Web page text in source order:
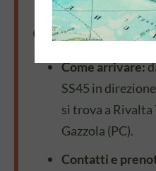
Informazioni
Castello di
Come arrivare:
SS45 in
si trova a Rivalta
Gazzola (PC).
Contatti e